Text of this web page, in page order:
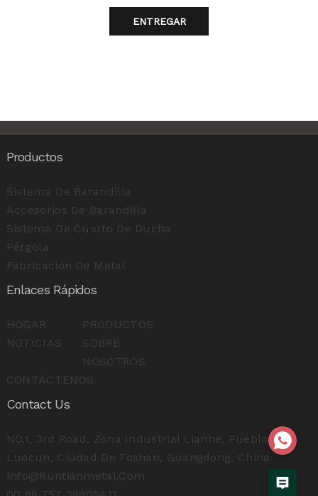
ENTREGAR
Productos
Sistema De Barandilla
Accesorios De Barandilla
Sistema De Cuarto De Ducha
Pérgola
Fabricación De Metal
Enlaces Rápidos
HOGAR
PRODUCTOS
NOTICIAS
SOBRE
NOSOTROS
CONTÁCTENOS
Contact Us
NO.1, 3rd Road, Zona Industrial Lianhe, Pueblo
Luocun, Ciudad De Foshan, Guangdong, China
Info@runtianmetal.com